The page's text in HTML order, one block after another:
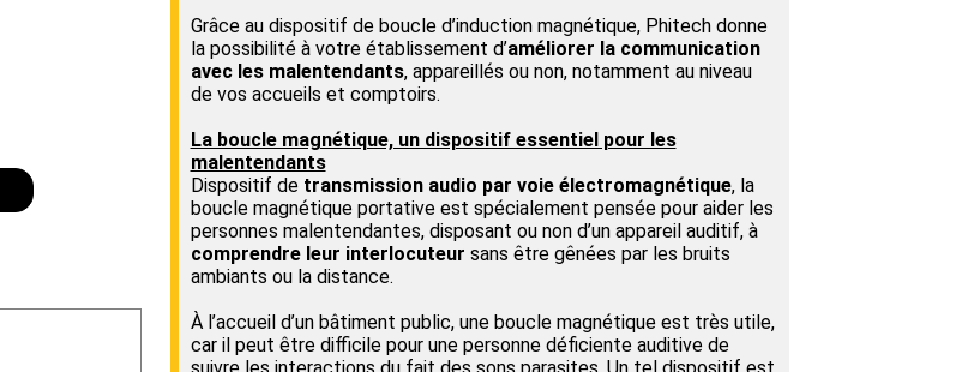
Grâce au dispositif de boucle d’induction magnétique, Phitech donne
la possibilité à votre établissement d’améliorer la communication
avec les malentendants, appareillés ou non, notamment au niveau
de vos accueils et comptoirs.
La boucle magnétique, un dispositif essentiel pour les
malentendants
Dispositif de transmission audio par voie électromagnétique, la
boucle magnétique portative est spécialement pensée pour aider les
personnes malentendantes, disposant ou non d’un appareil auditif, à
comprendre leur interlocuteur sans être gênées par les bruits
ambiants ou la distance.
À l’accueil d’un bâtiment public, une boucle magnétique est très utile,
car il peut être difficile pour une personne déficiente auditive de